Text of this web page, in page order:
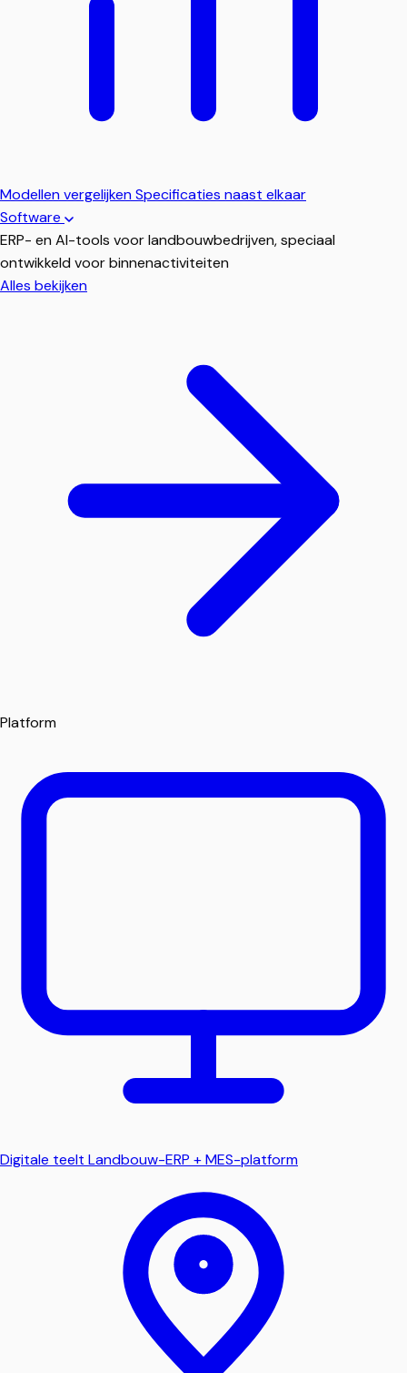
Modellen vergelijkenSpecificaties naast elkaar
Software
ERP- en AI-tools voor landbouwbedrijven, speciaal
ontwikkeld voor binnenactiviteiten
Alles bekijken
Platform
Digitale teelt Landbouw-ERP + MES-platform